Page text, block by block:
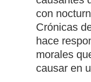
con
Crónicas
hace
morales
causar en